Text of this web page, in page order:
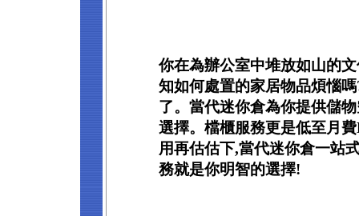
你在為辦公室中堆放如山的
知如何處置的家居物品煩惱
了。當代迷你倉為你提供儲
選擇。檔櫃服務更是低至月
用再估估下,當代迷你倉一站
務就是你明智的選擇!